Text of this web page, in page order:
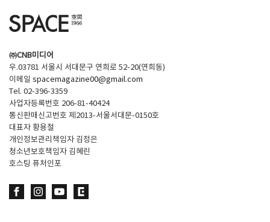
기사문의
Contact
㈜CNB미디어
우.03781 서울시 서대문구 연희로 52-20(연희동)
이메일 spacemagazine00@gmail.com
Tel. 02-396-3359
사업자등록번호 206-81-40424
통신판매신고번호 제2013-서울서대문-0150호
대표자 황용철
개인정보관리책임자 김정은
청소년보호책임자 김혜린
호스팅 퓨처인포